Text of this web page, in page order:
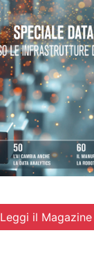
Leggi il Magazine